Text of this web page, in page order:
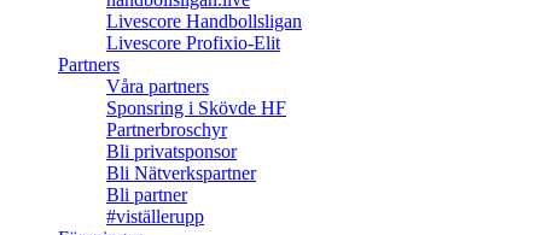
Livescore Handbollsligan
Livescore Profixio-Elit
Partners
Våra partners
Sponsring i Skövde HF
Partnerbroschyr
Bli privatsponsor
Bli Nätverkspartner
Bli partner
#viställerupp